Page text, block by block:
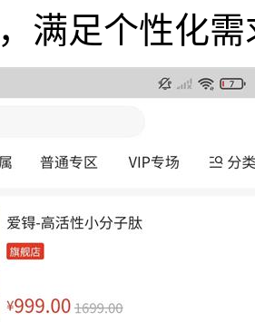
满足个性化需